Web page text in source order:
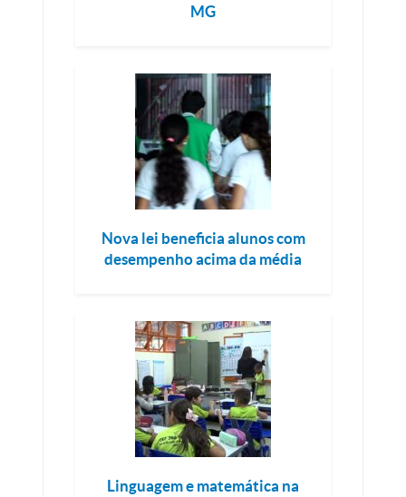
MG
Nova lei beneficia alunos com
desempenho acima da média
Linguagem e matemática na